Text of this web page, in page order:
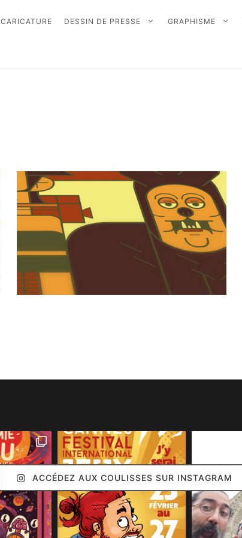
CARICATURE DESSIN DE PRESSE GRAPHISME
ACCÉDEZ AUX COULISSES SUR INSTAGRAM